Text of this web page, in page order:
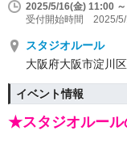
2025/5/16(金) 11:00
受付開始時間 2025/5/
スタジオルール
大阪府大阪市淀川
イベント情報
★スタジオルー